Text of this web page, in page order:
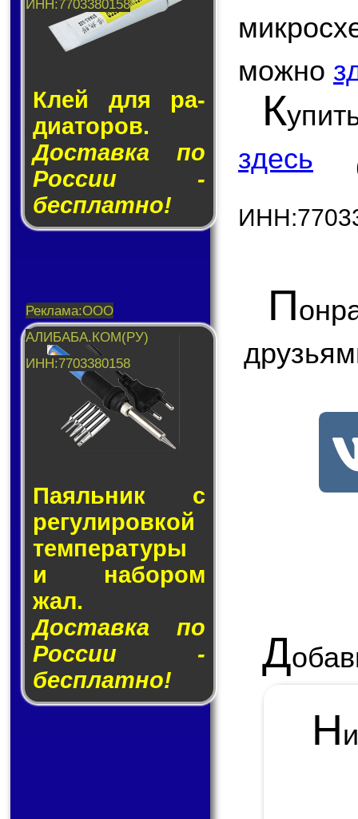
Клей для ра­
ди­а­то­ров.
Доставка по
России -
бесплатно!
Паяльник с
ре­гу­ли­ров­кой
тем­пе­ра­ту­ры
и на­бо­ром
жал.
Доставка по
России -
бесплатно!
можно
К
здесь
П
Д
Н